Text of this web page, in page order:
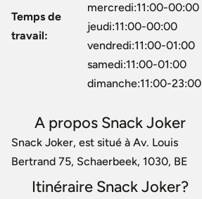
Temps de
travail:
mercredi:11:00-00:00
jeudi:11:00-00:00
vendredi:11:00-01:00
samedi:11:00-01:00
dimanche:11:00-23:00
A propos Snack Joker
Snack Joker, est situé à Av. Louis
Bertrand 75, Schaerbeek, 1030, BE
Itinéraire Snack Joker?